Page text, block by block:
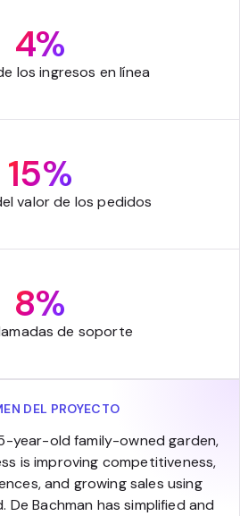
4%
los ingresos en línea
15%
valor de los pedidos
8%
de soporte
DEL PROYECTO
year-old family-owned garden,
is improving competitiveness,
and growing sales using
De Bachman has simplified and